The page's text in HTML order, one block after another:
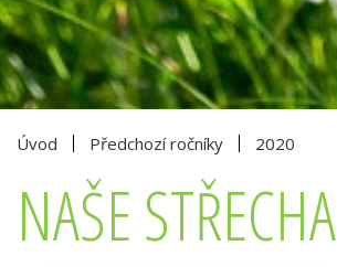
Úvod Předchozí ročníky 2020
NAŠE STŘECHA